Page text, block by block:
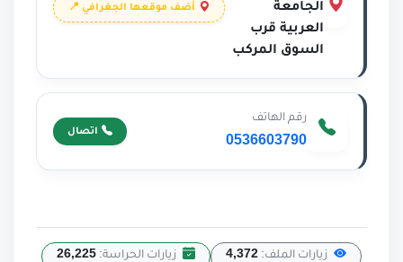
الجامعة
العربية قرب
السوق المركب
أضف موقعها الجغرافي 📍
رقم الهاتف
0536603790
اتصال
زيارات الملف: 4,372 زيارات الحراسة: 26,225